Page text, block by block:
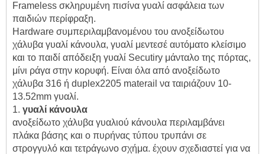
Frameless σκληρυμένη πισίνα γυαλί ασφάλεια των
παιδιών περίφραξη.
Hardware συμπεριλαμβανομένου του ανοξείδωτου
χάλυβα γυαλί κάνουλα, γυαλί μεντεσέ αυτόματο κλείσιμο
και το παιδί απόδειξη γυαλί Secutiry μάνταλο της πόρτας,
μίνι ράγα στην κορυφή. Είναι όλα από ανοξείδωτο
χάλυβα 316 ή duplex2205 materail να ταιριάζουν 10-
13.52mm γυαλί.
1. γυαλί κάνουλα
ανοξείδωτο χάλυβα γυαλιού κάνουλα περιλαμβάνει
πλάκα βάσης και ο πυρήνας τύπου τρυπάνι σε
στρογγυλό και τετράγωνο σχήμα. έχουν σχεδιαστεί για να